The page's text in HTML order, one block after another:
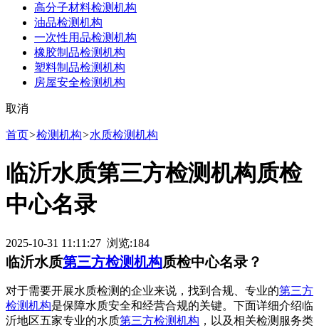
高分子材料检测机构
油品检测机构
一次性用品检测机构
橡胶制品检测机构
塑料制品检测机构
房屋安全检测机构
取消
首页>检测机构>水质检测机构
临沂水质第三方检测机构质检
中心名录
2025-10-31 11:11:27 浏览:184
临沂水质第三方检测机构质检中心名录？
对于需要开展水质检测的企业来说，找到合规、专业的第三方
检测机构是保障水质安全和经营合规的关键。下面详细介绍临
沂地区五家专业的水质第三方检测机构 ，以及相关检测服务类